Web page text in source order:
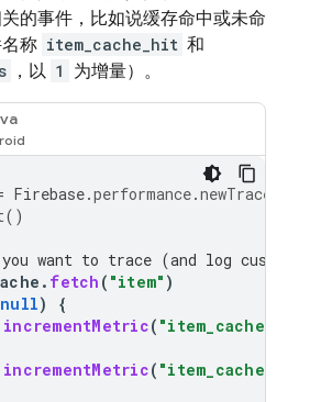
的事件，比如说缓存命中或未命
称 item_cache_hit 和
，以 1 为增量）。
Firebase.performance.newTrace
()
want to trace (and log custom
. fetch ( "item" )
null)
{
incrementMetric( "item_cache_hit"
incrementMetric(